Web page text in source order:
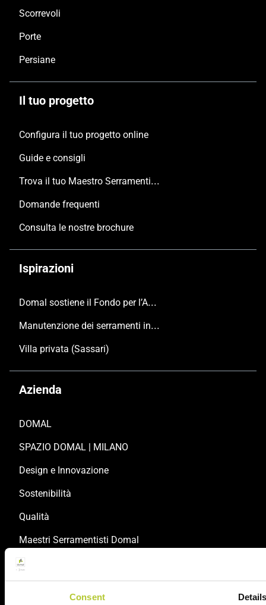
Consent
Scorrevoli
Porte
Persiane
Il tuo progetto
Configura il tuo progetto online
Guide e consigli
Trova il tuo Maestro Serramentista Domal
Domande frequenti
Consulta le nostre brochure
Ispirazioni
Domal sostiene il Fondo per l’Ambiente Italiano anche per le Giornate FAI di Primavera 2024
Manutenzione dei serramenti in alluminio
Villa privata (Sassari)
Azienda
DOMAL
SPAZIO DOMAL | MILANO
Design e Innovazione
Sostenibilità
Qualità
Maestri Serramentisti Domal
Unisciti a noi